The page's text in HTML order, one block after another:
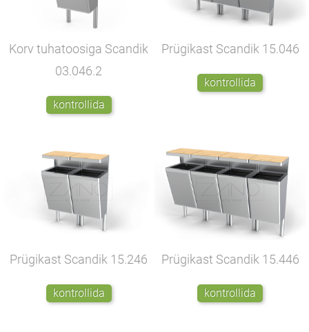
Korv tuhatoosiga Scandik
03.046.2
kontrollida
Prügikast Scandik 15.046
kontrollida
Prügikast Scandik 15.246
kontrollida
Prügikast Scandik 15.446
kontrollida